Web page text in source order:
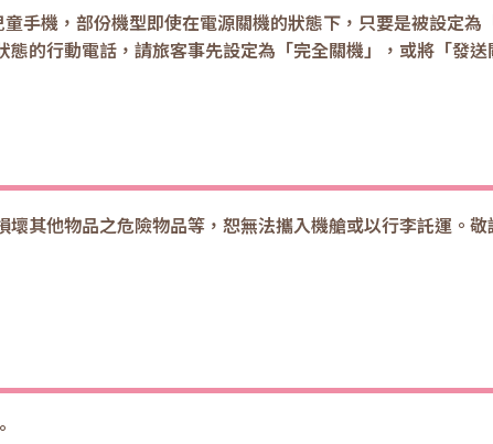
機，部份機型即使在電源關機的狀態下，只要是被設定為
的行動電話，請旅客事先設定為「完全關機」，或將「發
其他物品之危險物品等，恕無法攜入機艙或以行李託運。